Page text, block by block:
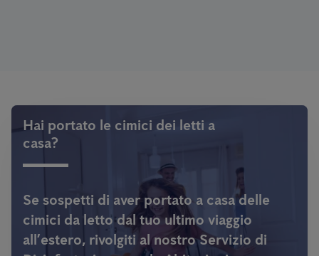
Hai portato le cimici dei letti a
casa?
Se sospetti di aver portato a casa delle
cimici da letto dal tuo ultimo viaggio
all’estero, rivolgiti al nostro Servizio di